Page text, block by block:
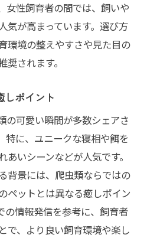
女性飼育者の間では、飼いや
気が高まっています。選び方
環境の整えやすさや見た目の
されます。
しポイント
の可愛い瞬間が多数シェアさ
特に、ユニークな寝相や餌を
いシーンなどが人気です。
背景には、爬虫類ならではの
ペットとは異なる癒しポイン
の情報発信を参考に、飼育者
で、より良い飼育環境や楽し